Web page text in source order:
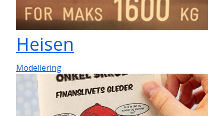
Heisen
Modellering